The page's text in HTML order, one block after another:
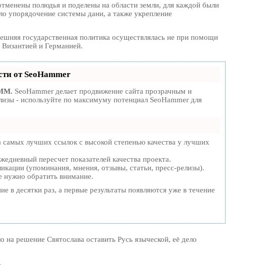
полюдья и поделены на области земли, для каждой были
упорядочение системы дани, а также укрепление
государственная политика осуществлялась не при помощи
и Германией.
от SeoHammer
SeoHammer делает продвижение сайта прозрачным и
- используйте по максимуму потенциал SeoHammer для
лучших ссылок с высокой степенью качества у лучших
пересчет показателей качества проекта.
(упоминания, мнения, отзывы, статьи, пресс-релизы).
нужно обратить внимание.
в десятки раз, а первые результаты появляются уже в течение
решение Святослава оставить Русь языческой, её дело